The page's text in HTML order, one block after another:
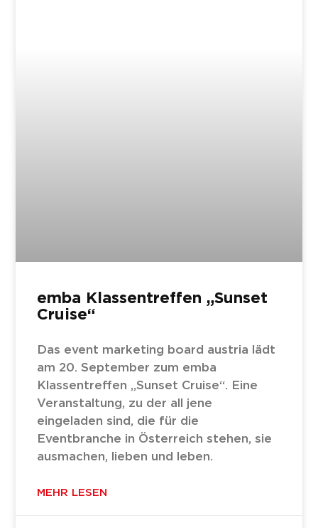
emba Klassentreffen „Sunset
Cruise“
Das event marketing board austria lädt
am 20. September zum emba
Klassentreffen „Sunset Cruise“. Eine
Veranstaltung, zu der all jene
eingeladen sind, die für die
Eventbranche in Österreich stehen, sie
ausmachen, lieben und leben.
MEHR LESEN